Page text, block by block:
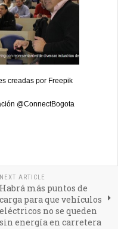
creadas por Freepik
@ConnectBogota
NEXT ARTICLE
Habrá más puntos de
carga para que vehículos
eléctricos no se queden
sin energía en carretera